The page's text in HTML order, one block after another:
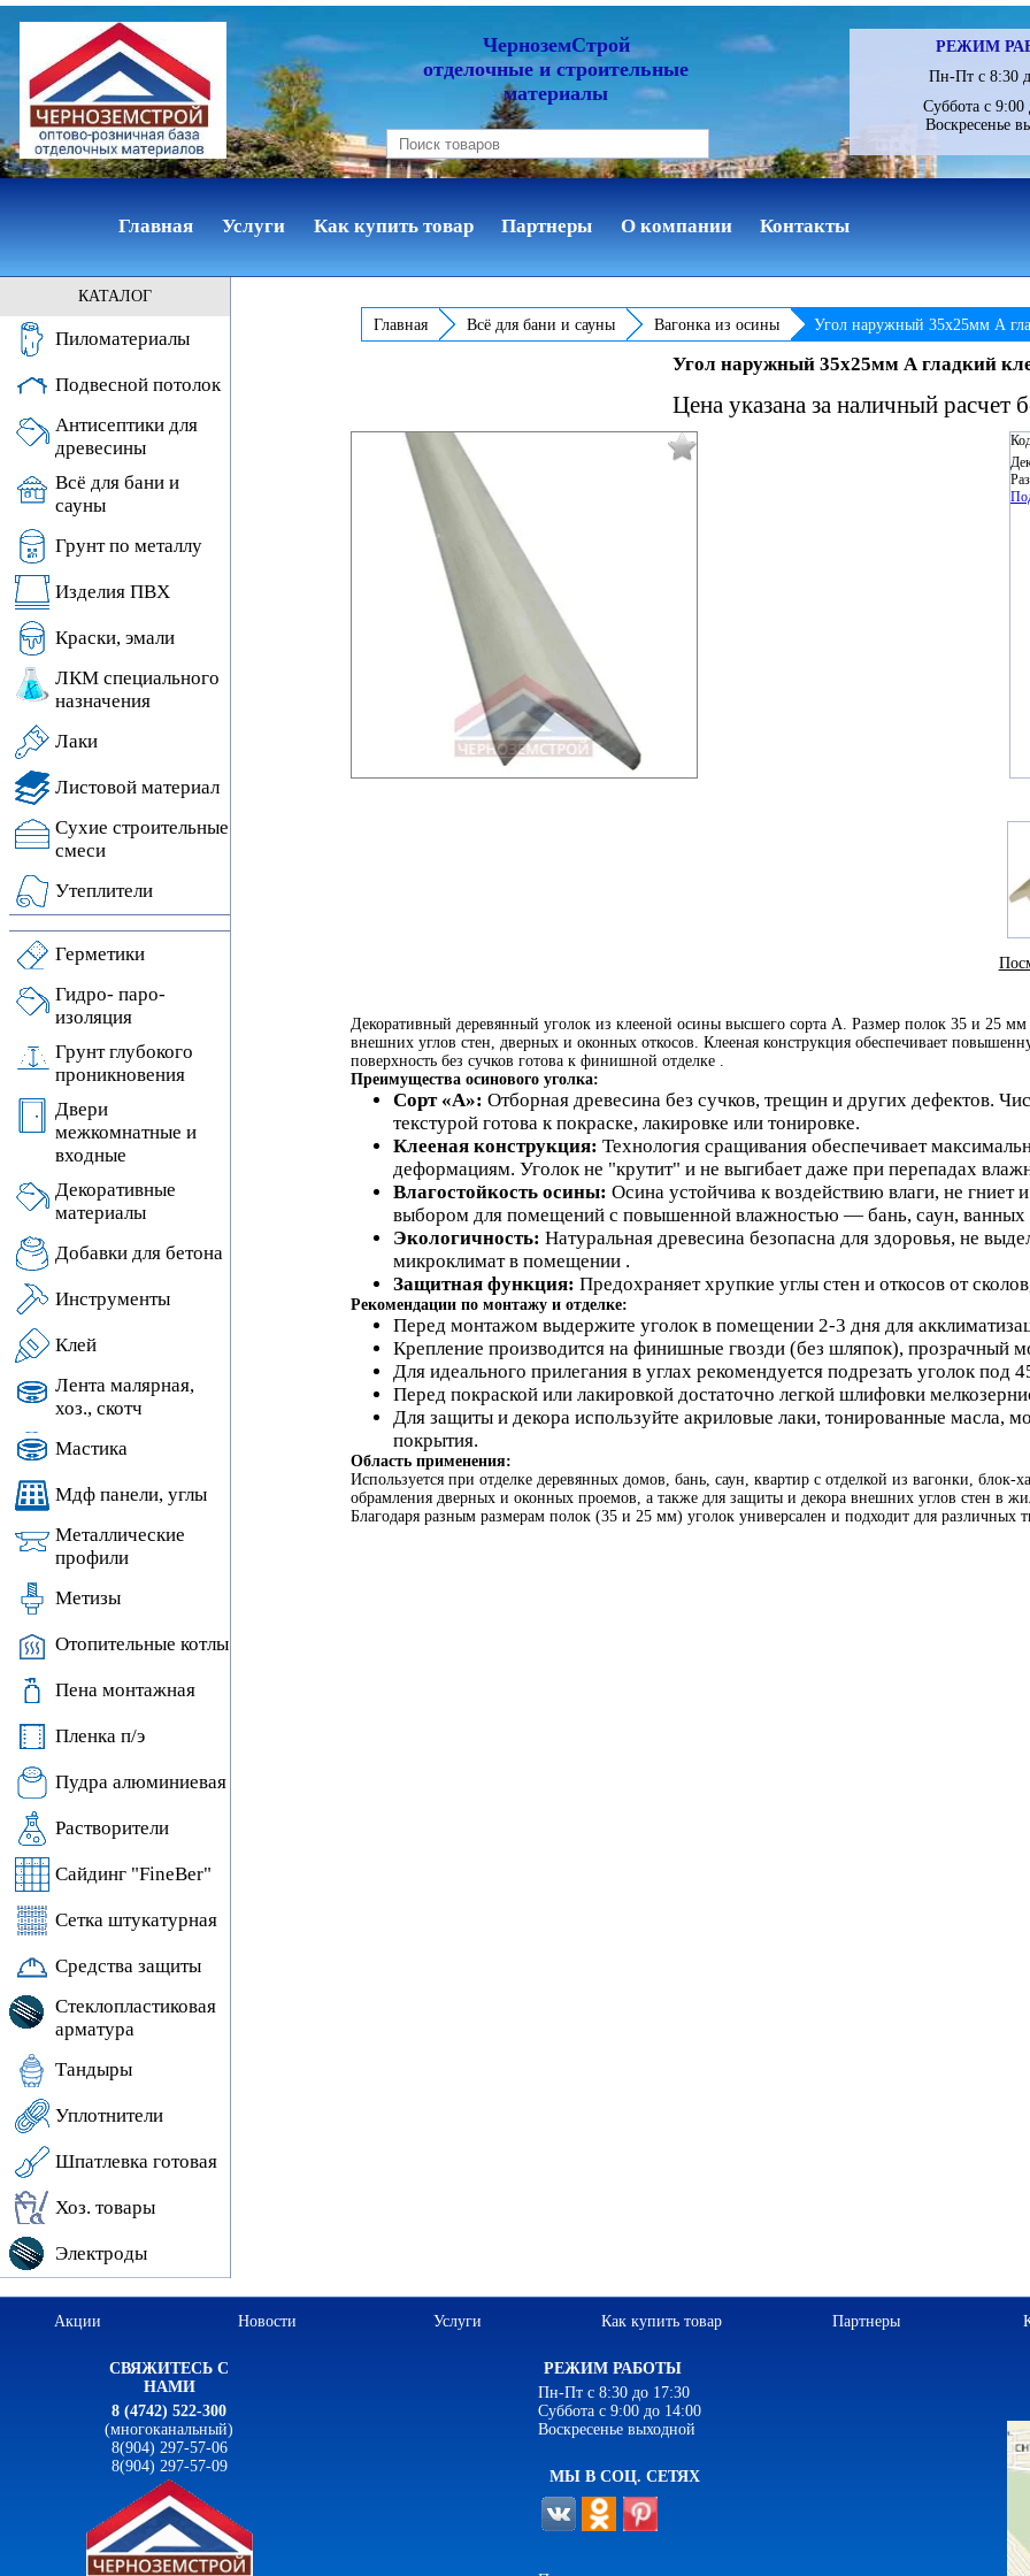
ЧерноземСтрой
отделочные и строительные
материалы
РЕЖИМ
Пн-Пт с 8:30
Суббота с 9:00
Воскресенье
Главная Услуги Как купить товар Партнеры О компании Контакты
КАТАЛОГ
Пиломатериалы
Подвесной потолок
Антисептики для
древесины
Всё для бани и
сауны
Грунт по металлу
Изделия ПВХ
Краски, эмали
ЛКМ специального
назначения
Лаки
Листовой материал
Сухие строительные
смеси
Утеплители
Герметики
Гидро- паро-
изоляция
Грунт глубокого
проникновения
Двери
межкомнатные и
входные
Декоративные
материалы
Добавки для бетона
Инструменты
Клей
Лента малярная,
хоз., скотч
Мастика
Мдф панели, углы
Металлические
профили
Метизы
Отопительные котлы
Пена монтажная
Пленка п/э
Пудра алюминиевая
Растворители
Сайдинг "FineBer"
Сетка штукатурная
Средства защиты
Стеклопластиковая
арматура
Тандыры
Уплотнители
Шпатлевка готовая
Хоз. товары
Электроды
Главная Всё для бани и сауны Вагонка из осины Угол наружный 35х25мм А
Угол наружный 35х25мм А гладкий
Цена указана за наличный расчет
Декоративный деревянный уголок из клееной осины высшего сорта А. Размер полок 35 и 25
внешних углов стен, дверных и оконных откосов. Клееная конструкция обеспечивает
поверхность без сучков готова к финишной отделке .
Преимущества осинового уголка:
Сорт «А»: Отборная древесина без сучков, трещин и других дефектов.
текстурой готова к покраске, лакировке или тонировке.
Клееная конструкция: Технология сращивания обеспечивает
деформациям. Уголок не "крутит" и не выгибает даже при перепадах
Влагостойкость осины: Осина устойчива к воздействию влаги, не гниет
выбором для помещений с повышенной влажностью — бань, саун, ванных
Экологичность: Натуральная древесина безопасна для здоровья, не
микроклимат в помещении .
Защитная функция: Предохраняет хрупкие углы стен и откосов от
Рекомендации по монтажу и отделке:
Перед монтажом выдержите уголок в помещении 2-3 дня для
Крепление производится на финишные гвозди (без шляпок), прозрачный
Для идеального прилегания в углах рекомендуется подрезать уголок под
Перед покраской или лакировкой достаточно легкой шлифовки
Для защиты и декора используйте акриловые лаки, тонированные масла,
покрытия.
Область применения:
Используется при отделке деревянных домов, бань, саун, квартир с отделкой из вагонки, блок-
обрамления дверных и оконных проемов, а также для защиты и декора внешних углов стен в
Благодаря разным размерам полок (35 и 25 мм) уголок универсален и подходит для различных
Акции Новости Услуги Как купить товар Партнеры
СВЯЖИТЕСЬ С
НАМИ
8 (4742) 522-300
(многоканальный)
8(904) 297-57-06
8(904) 297-57-09
РЕЖИМ РАБОТЫ
Пн-Пт с 8:30 до 17:30
Суббота с 9:00 до 14:00
Воскресенье выходной
МЫ В СОЦ. СЕТЯХ